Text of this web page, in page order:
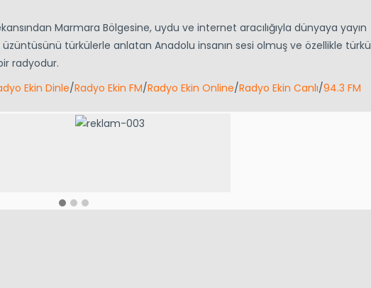
Marmara Bölgesine, uydu ve internet aracılığıyla dünyaya yayın
türkülerle anlatan Anadolu insanın sesi olmuş ve özellikle türkü
radyodur.
Ekin Dinle/Radyo Ekin FM/Radyo Ekin Online/Radyo Ekin Canlı/94.3 FM